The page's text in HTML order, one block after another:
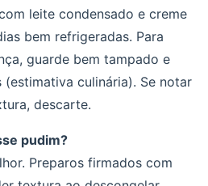
leite condensado e creme
bem refrigeradas. Para
guarde bem tampado e
culinária). Se notar
descarte.
pudim?
Preparos firmados com